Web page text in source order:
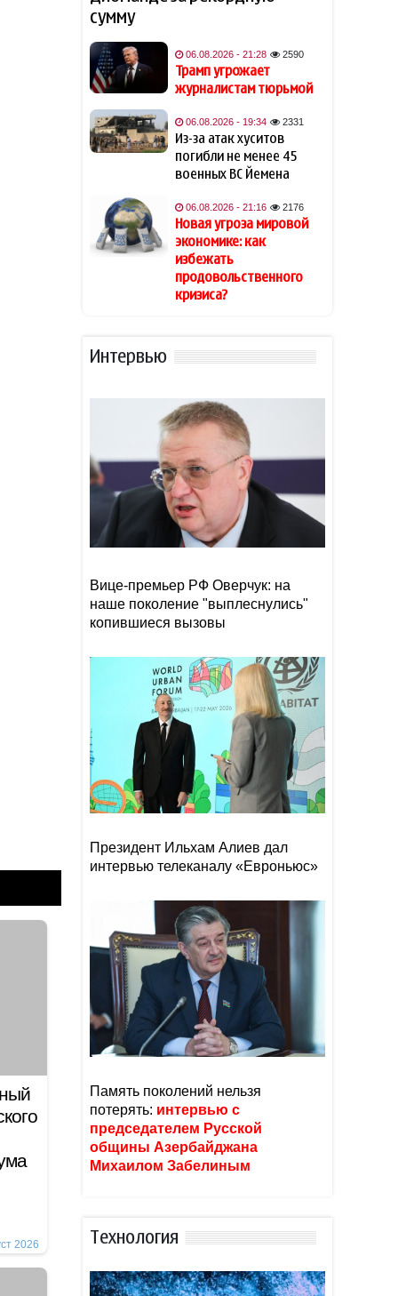
2026
19:48
могу спать по ночам»
19:40
Кинолог развеял миф о
собачьей обиде на хозяина
19:34
В Индии тигр убил 55-летнего
19:28
Алтай Байындыр продолжит
карьеру в Ла Лиге
В Шамкире за рулем умер 58-
летний водитель
БАДах
Прибыль Агентства DOST
сократилась на 40%
Эрдоган: Мекканское
соглашение о коллективной
обороне открыто для новых
участников
сумму
06.08.2026 - 21:28 2590
Трамп угрожает
журналистам тюрьмой
06.08.2026 - 19:34 2331
Из-за атак хуситов
погибли не менее 45
военных ВС Йемена
06.08.2026 - 21:16 2176
Новая угроза мировой
экономике: как
избежать
продовольственного
кризиса?
Интервью
Вице-премьер РФ Оверчук: на
наше поколение "выплеснулись"
копившиеся вызовы
Президент Ильхам Алиев дал
интервью телеканалу «Евроньюс»
Память поколений нельзя
потерять: интервью с
председателем Русской
общины Азербайджана
Михаилом Забелиным
Тexнoлoгия